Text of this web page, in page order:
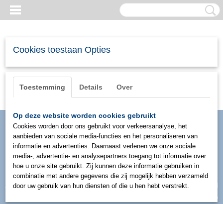
Inloggen Registreren
UW WINKELWAGEN
(0)
Cookies toestaan Opties
Toestemming Details Over
Op deze website worden cookies gebruikt
Cookies worden door ons gebruikt voor verkeersanalyse, het
aanbieden van sociale media-functies en het personaliseren van
informatie en advertenties. Daarnaast verlenen we onze sociale
media-, advertentie- en analysepartners toegang tot informatie over
hoe u onze site gebruikt. Zij kunnen deze informatie gebruiken in
combinatie met andere gegevens die zij mogelijk hebben verzameld
door uw gebruik van hun diensten of die u hen hebt verstrekt.